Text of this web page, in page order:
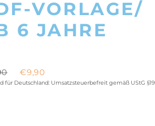
VORLAGE/
6 JAHRE
Ursprünglicher
Preis
war:
€9,90
Preis
ist:
für Deutschland: Umsatzsteuerbefreit gemäß UStG §19